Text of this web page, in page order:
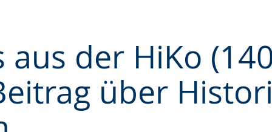
aus der HiKo
über